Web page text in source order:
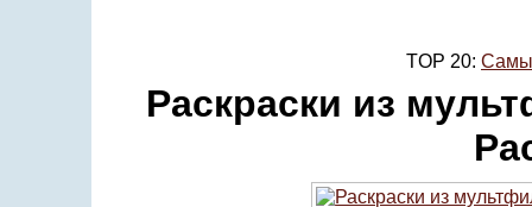
TOP 20:
Раскраски из